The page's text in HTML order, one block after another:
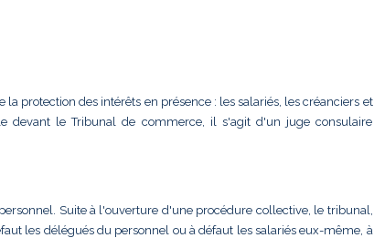
protection des intérêts en présence : les salariés, les créanciers et
devant le Tribunal de commerce, il s'agit d'un juge consulaire
Suite à l'ouverture d'une procédure collective, le tribunal,
les délégués du personnel ou à défaut les salariés eux-même, à